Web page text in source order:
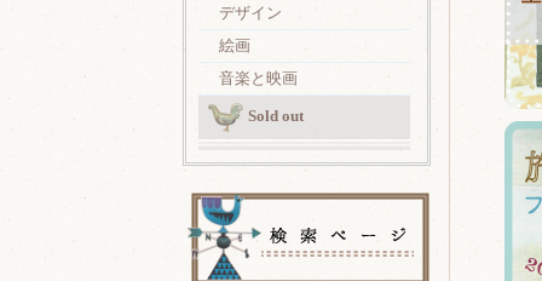
デザイン
絵画
音楽と映画
Sold out